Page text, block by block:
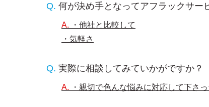
何が決め手となってアフラックサー
・他社と比較して
・気軽さ
実際に相談してみていかがですか？
・親切で色んな悩みに対応して下さっ